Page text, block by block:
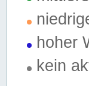
hoher
kein